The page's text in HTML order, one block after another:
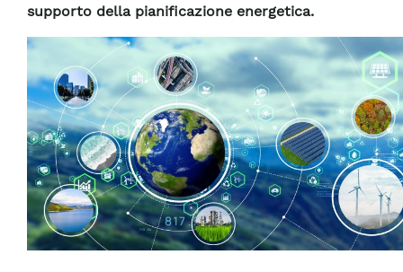
supporto della pianificazione energetica.